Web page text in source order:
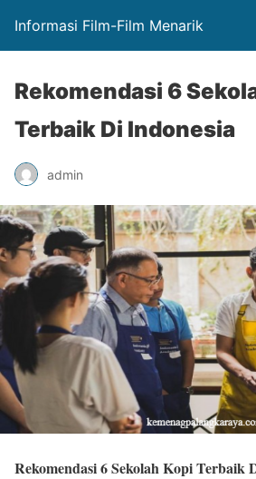
Informasi Film-Film Menarik
Rekomendasi 6
Terbaik Di Indonesia
admin
Rekomendasi 6 Sekolah Kopi Terbaik